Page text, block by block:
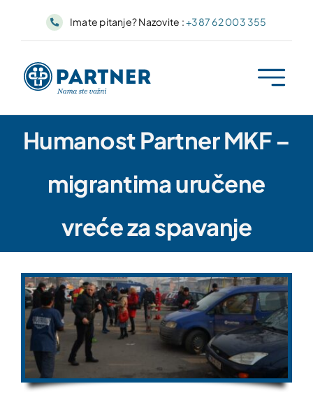
Imate pitanje? Nazovite :+387 62 003 355
Humanost Partner MKF –
migrantima uručene
vreće za spavanje